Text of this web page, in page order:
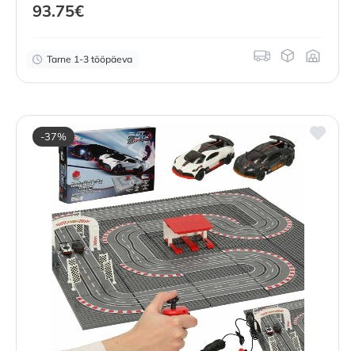
93.75€
Tarne 1-3 tööpäeva
-37%